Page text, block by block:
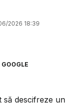
2026 18:39
să descifreze un